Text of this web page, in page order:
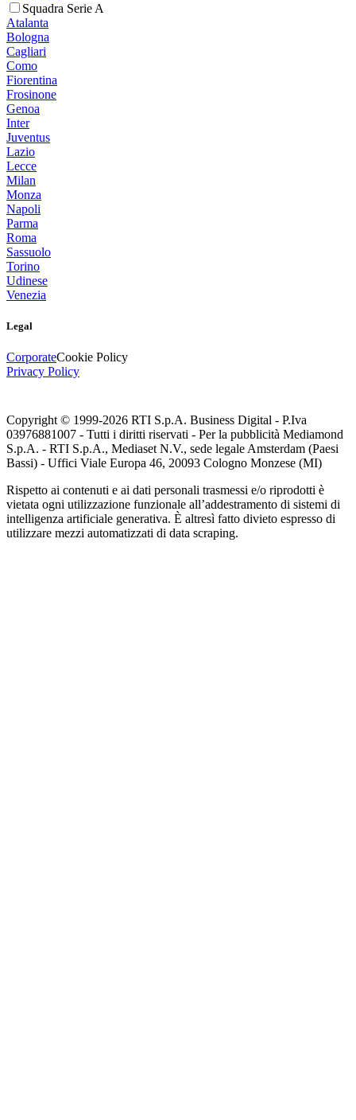
Squadra Serie A
Atalanta
Bologna
Cagliari
Como
Fiorentina
Frosinone
Genoa
Inter
Juventus
Lazio
Lecce
Milan
Monza
Napoli
Parma
Roma
Sassuolo
Torino
Udinese
Venezia
Legal
CorporateCookie Policy
Privacy Policy
Copyright © 1999-2026 RTI S.p.A. Business Digital - P.Iva
03976881007 - Tutti i diritti riservati - Per la pubblicità Mediamond
S.p.A. - RTI S.p.A., Mediaset N.V., sede legale Amsterdam (Paesi
Bassi) - Uffici Viale Europa 46, 20093 Cologno Monzese (MI)
Rispetto ai contenuti e ai dati personali trasmessi e/o riprodotti è
vietata ogni utilizzazione funzionale all’addestramento di sistemi di
intelligenza artificiale generativa. È altresì fatto divieto espresso di
utilizzare mezzi automatizzati di data scraping.